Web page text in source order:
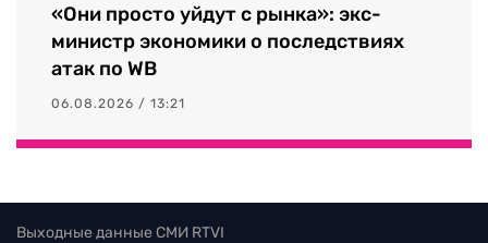
«Они просто уйдут с рынка»: экс-
министр экономики о последствиях
атак по WB
06.08.2026 / 13:21
Выходные данные СМИ RTVI